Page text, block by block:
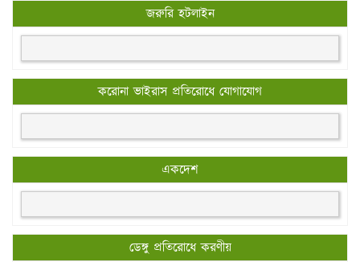
জরুরি হটলাইন
করোনা ভাইরাস প্রতিরোধে যোগাযোগ
একদেশ
ডেঙ্গু প্রতিরোধে করণীয়